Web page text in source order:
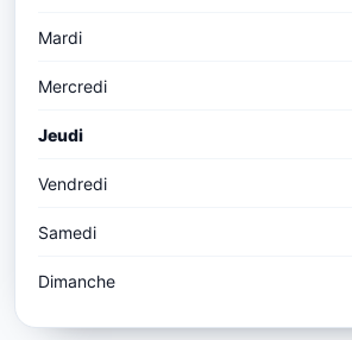
Mardi
Mercredi
Jeudi
Vendredi
Samedi
Dimanche